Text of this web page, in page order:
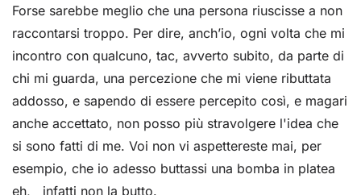
Forse sarebbe meglio che una persona riuscisse a non
raccontarsi troppo. Per dire, anch’io, ogni volta che mi
incontro con qualcuno, tac, avverto subito, da parte di
chi mi guarda, una percezione che mi viene ributtata
addosso, e sapendo di essere percepito così, e magari
anche accettato, non posso più stravolgere l'idea che
si sono fatti di me. Voi non vi aspettereste mai, per
esempio, che io adesso buttassi una bomba in platea
eh, infatti non la butto.